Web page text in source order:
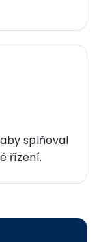
splňoval
řízení.